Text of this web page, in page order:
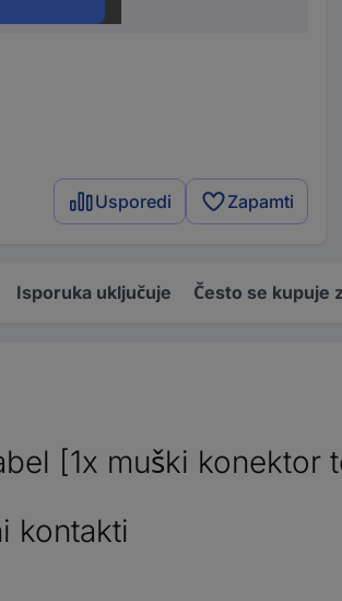
Usporedi Zapamti
Isporuka uključuje Često se kupuje
[1x muški konektor
kontakti